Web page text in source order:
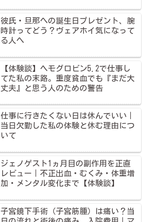
彼氏・旦那への誕生日プレゼント、腕
時計ってどう？ヴェアホイ気になって
る人へ
【体験談】ヘモグロビン5.2で仕事し
てた私の末路。重度貧血でも『まだ大
丈夫』と思う人のための警告
仕事に行きたくない日は休んでいい｜
当日欠勤した私の体験と休む理由につ
いて
ジェノゲスト1ヵ月目の副作用を正直
レビュー｜不正出血・むくみ・体重増
加・メンタル変化まで【体験談】
子宮鏡下手術（子宮筋腫）は痛い？当